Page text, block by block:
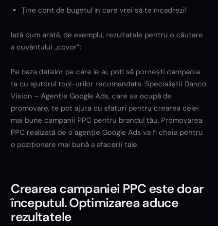
Ține cont de bugetul în care vrei să te încadrezi!
Iată cum arată, de exemplu, rezultatele pentru o căutare
a cuvântului „covor”:
Pe baza datelor pe care le ai, poți să pornești campania
ta cu ajutorul tool-urilor recomandate. Specialiștii Danco
Vision – Agenție Google Ads, care se ocupă de
promovare, te pot ajuta cu sfaturi pentru crearea celei
mai bune campanii PPC pentru brandul tău. Promovarea
PPC realizată de o agenție Google Ads va fi cheia pentru
o poziționare mai bună a afacerii tale.
Crearea campaniei PPC este doar
începutul. Optimizarea aduce
rezultatele